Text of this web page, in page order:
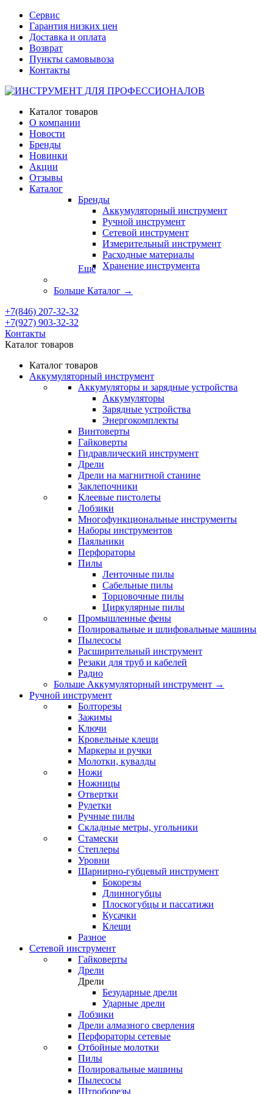
Сервис
Гарантия низких цен
Доставка и оплата
Возврат
Пункты самовывоза
Контакты
Каталог товаров
О компании
Новости
Бренды
Новинки
Акции
Отзывы
Каталог
Бренды
Аккумуляторный инструмент
Ручной инструмент
Сетевой инструмент
Измерительный инструмент
Расходные материалы
Хранение инструмента
Еще
Больше Каталог →
+7(846) 207-32-32
+7(927) 903-32-32
Контакты
Каталог товаров
Каталог товаров
Аккумуляторный инструмент
Аккумуляторы и зарядные устройства
Аккумуляторы
Зарядные устройства
Энергокомплекты
Винтоверты
Гайковерты
Гидравлический инструмент
Дрели
Дрели на магнитной станине
Заклепочники
Клеевые пистолеты
Лобзики
Многофункциональные инструменты
Наборы инструментов
Паяльники
Перфораторы
Пилы
Ленточные пилы
Сабельные пилы
Торцовочные пилы
Циркулярные пилы
Промышленные фены
Полировальные и шлифовальные машины
Пылесосы
Расширительный инструмент
Резаки для труб и кабелей
Радио
Больше Аккумуляторный инструмент →
Ручной инструмент
Болторезы
Зажимы
Ключи
Кровельные клещи
Маркеры и ручки
Молотки, кувалды
Ножи
Ножницы
Отвертки
Рулетки
Ручные пилы
Складные метры, угольники
Стамески
Степлеры
Уровни
Шарнирно-губцевый инструмент
Бокорезы
Длинногубцы
Плоскогубцы и пассатижи
Кусачки
Клещи
Разное
Сетевой инструмент
Гайковерты
Дрели
Дрели
Безударные дрели
Ударные дрели
Лобзики
Дрели алмазного сверления
Перфораторы сетевые
Отбойные молотки
Пилы
Полировальные машины
Пылесосы
Штроборезы